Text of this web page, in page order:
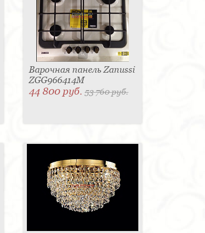
Варочная панель Zanussi
ZGG966414M
44 800 руб.53 760 руб.